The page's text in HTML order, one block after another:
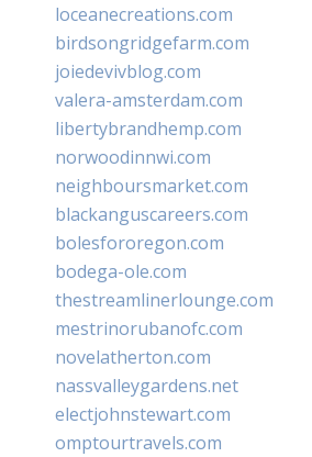
loceanecreations.com
birdsongridgefarm.com
joiedevivblog.com
valera-amsterdam.com
libertybrandhemp.com
norwoodinnwi.com
neighboursmarket.com
blackanguscareers.com
bolesfororegon.com
bodega-ole.com
thestreamlinerlounge.com
mestrinorubanofc.com
novelatherton.com
nassvalleygardens.net
electjohnstewart.com
omptourtravels.com